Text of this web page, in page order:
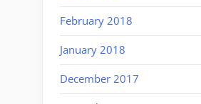
February 2018
January 2018
December 2017